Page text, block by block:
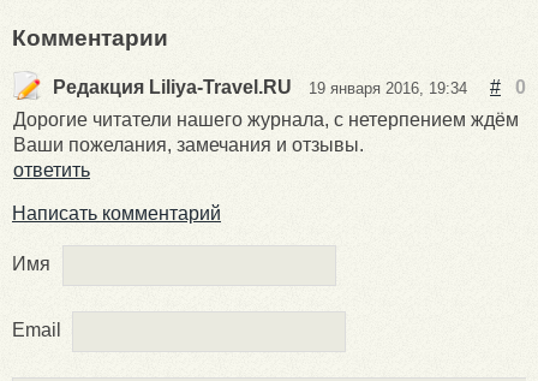
Комментарии
Редакция Liliya-Travel.RU 19 января 2016, 19:34 #
0
Дорогие читатели нашего журнала, с нетерпением ждём
Ваши пожелания, замечания и отзывы.
ответить
Написать комментарий
Имя
Email